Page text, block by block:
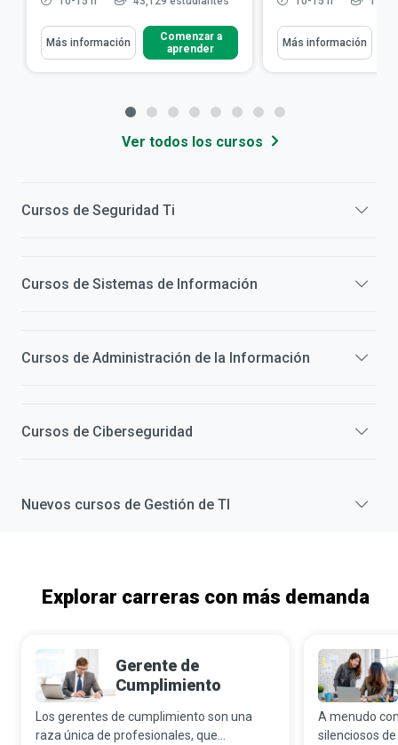
Más información
Comenzar a
aprender
Más información
Ver todos los cursos
Cursos de Seguridad Ti
Cursos de Sistemas de Información
Cursos de Administración de la Información
Cursos de Ciberseguridad
Nuevos cursos de Gestión de TI
Explorar carreras con más demanda
Gerente de
Cumplimiento
Los gerentes de cumplimiento son una
raza única de profesionales, que
A menudo
silenciosos